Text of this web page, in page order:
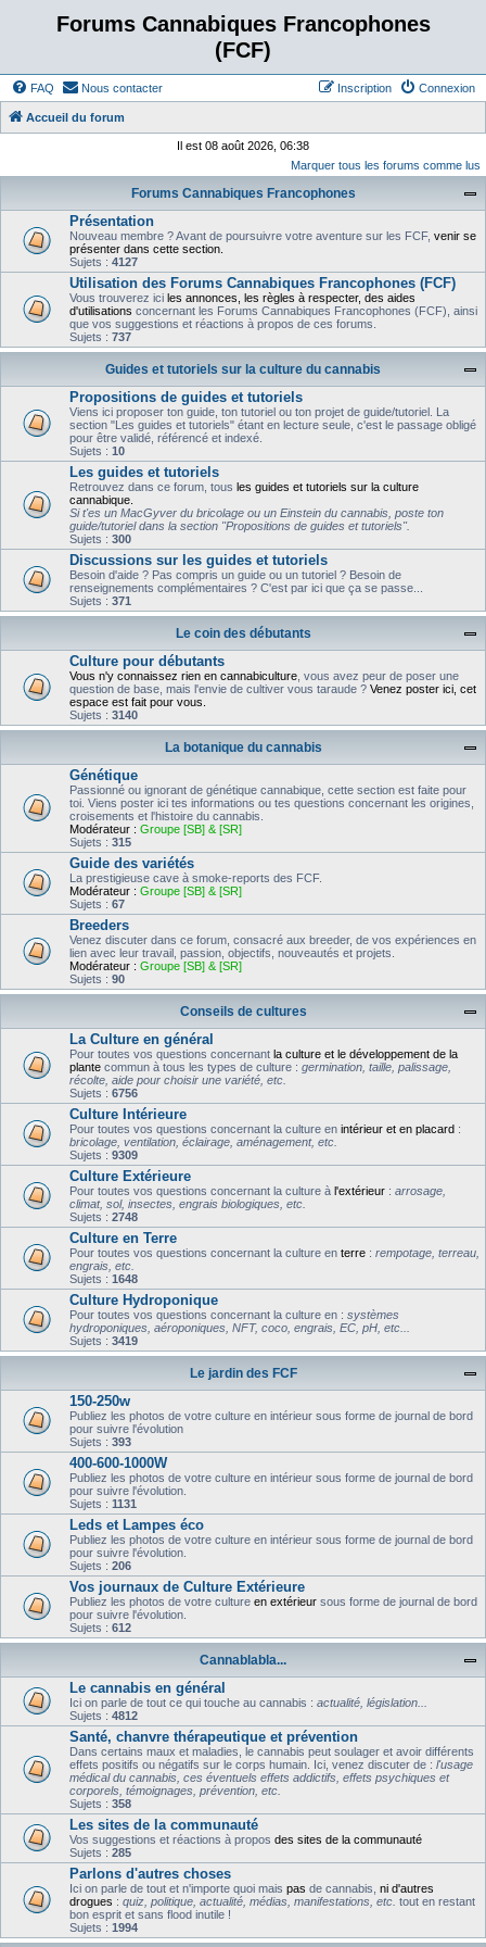
Forums Cannabiques Francophones
(FCF)
FAQ Nous contacter Connexion
Inscription
Accueil du forum
Il est 08 août 2026, 06:38
Marquer tous les forums comme lus
Forums Cannabiques Francophones
Présentation
Nouveau membre ? Avant de poursuivre votre aventure sur les FCF, venir se
présenter dans cette section.
Sujets : 4127
Utilisation des Forums Cannabiques Francophones (FCF)
Vous trouverez ici les annonces, les règles à respecter, des aides
d'utilisations concernant les Forums Cannabiques Francophones (FCF), ainsi
que vos suggestions et réactions à propos de ces forums.
Sujets : 737
Guides et tutoriels sur la culture du cannabis
Propositions de guides et tutoriels
Viens ici proposer ton guide, ton tutoriel ou ton projet de guide/tutoriel. La
section "Les guides et tutoriels" étant en lecture seule, c'est le passage obligé
pour être validé, référencé et indexé.
Sujets : 10
Les guides et tutoriels
Retrouvez dans ce forum, tous les guides et tutoriels sur la culture
cannabique.
Si t'es un MacGyver du bricolage ou un Einstein du cannabis, poste ton
guide/tutoriel dans la section "Propositions de guides et tutoriels".
Sujets : 300
Discussions sur les guides et tutoriels
Besoin d'aide ? Pas compris un guide ou un tutoriel ? Besoin de
renseignements complémentaires ? C'est par ici que ça se passe...
Sujets : 371
Le coin des débutants
Culture pour débutants
Vous n'y connaissez rien en cannabiculture , vous avez peur de poser une
question de base, mais l'envie de cultiver vous taraude ? Venez poster ici, cet
espace est fait pour vous.
Sujets : 3140
La botanique du cannabis
Génétique
Passionné ou ignorant de génétique cannabique, cette section est faite pour
toi. Viens poster ici tes informations ou tes questions concernant les origines,
croisements et l'histoire du cannabis.
Modérateur : Groupe [SB] & [SR]
Sujets : 315
Guide des variétés
La prestigieuse cave à smoke-reports des FCF.
Modérateur : Groupe [SB] & [SR]
Sujets : 67
Breeders
Venez discuter dans ce forum, consacré aux breeder, de vos expériences en
lien avec leur travail, passion, objectifs, nouveautés et projets.
Modérateur : Groupe [SB] & [SR]
Sujets : 90
Conseils de cultures
La Culture en général
Pour toutes vos questions concernant la culture et le développement de la
plante commun à tous les types de culture : germination, taille, palissage,
récolte, aide pour choisir une variété, etc.
Sujets : 6756
Culture Intérieure
Pour toutes vos questions concernant la culture en intérieur et en placard :
bricolage, ventilation, éclairage, aménagement, etc.
Sujets : 9309
Culture Extérieure
Pour toutes vos questions concernant la culture à l'extérieur : arrosage,
climat, sol, insectes, engrais biologiques, etc.
Sujets : 2748
Culture en Terre
Pour toutes vos questions concernant la culture en terre : rempotage, terreau,
engrais, etc.
Sujets : 1648
Culture Hydroponique
Pour toutes vos questions concernant la culture en : systèmes
hydroponiques, aéroponiques, NFT, coco, engrais, EC, pH, etc...
Sujets : 3419
Le jardin des FCF
150-250w
Publiez les photos de votre culture en intérieur sous forme de journal de bord
pour suivre l'évolution
Sujets : 393
400-600-1000W
Publiez les photos de votre culture en intérieur sous forme de journal de bord
pour suivre l'évolution.
Sujets : 1131
Leds et Lampes éco
Publiez les photos de votre culture en intérieur sous forme de journal de bord
pour suivre l'évolution.
Sujets : 206
Vos journaux de Culture Extérieure
Publiez les photos de votre culture en extérieur sous forme de journal de bord
pour suivre l'évolution.
Sujets : 612
Cannablabla...
Le cannabis en général
Ici on parle de tout ce qui touche au cannabis : actualité, législation...
Sujets : 4812
Santé, chanvre thérapeutique et prévention
Dans certains maux et maladies, le cannabis peut soulager et avoir différents
effets positifs ou négatifs sur le corps humain. Ici, venez discuter de : l'usage
médical du cannabis, ces éventuels effets addictifs, effets psychiques et
corporels, témoignages, prévention, etc.
Sujets : 358
Les sites de la communauté
Vos suggestions et réactions à propos des sites de la communauté
Sujets : 285
Parlons d'autres choses
Ici on parle de tout et n'importe quoi mais pas de cannabis, ni d'autres
drogues : quiz, politique, actualité, médias, manifestations, etc. tout en restant
bon esprit et sans flood inutile !
Sujets : 1994